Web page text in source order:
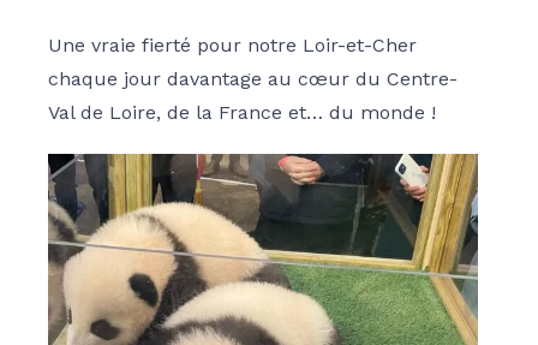
Une vraie fierté pour notre Loir-et-Cher
chaque jour davantage au cœur du Centre-
Val de Loire, de la France et… du monde !